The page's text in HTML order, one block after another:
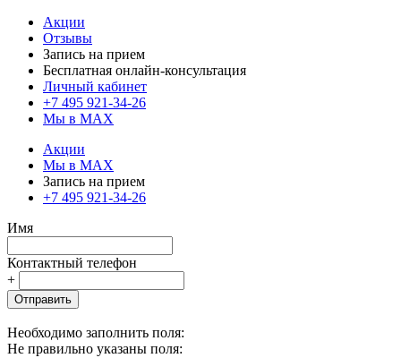
Акции
Отзывы
Запись на прием
Бесплатная онлайн-консультация
Личный кабинет
+7 495 921-34-26
Мы в MAX
Акции
Мы в MAX
Запись на прием
+7 495 921-34-26
Имя
Контактный телефон
+
Отправить
Необходимо заполнить поля:
Не правильно указаны поля: